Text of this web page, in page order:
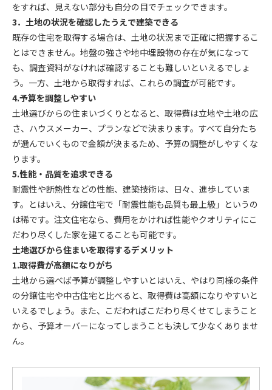
をすれば、見えない部分も自分の目でチェックできます。
3．土地の状況を確認したうえで建築できる
既存の住宅を取得する場合は、土地の状況まで正確に把握するこ
とはできません。地盤の強さや地中埋設物の存在が気になって
も、調査資料がなければ確認することも難しいといえるでしょ
う。一方、土地から取得すれば、これらの調査が可能です。
4.予算を調整しやすい
土地選びからの住まいづくりとなると、取得費は立地や土地の広
さ、ハウスメーカー、プランなどで決まります。すべて自分たち
が選んでいくもので金額が決まるため、予算の調整がしやすくな
ります。
5.性能・品質を追求できる
耐震性や断熱性などの性能、建築技術は、日々、進歩していま
す。とはいえ、分譲住宅で「耐震性能も品質も最上級」というの
は稀です。注文住宅なら、費用をかければ性能やクオリティにこ
だわり尽くした家を建てることも可能です。
土地選びから住まいを取得するデメリット
1.取得費が高額になりがち
土地から選べば予算が調整しやすいとはいえ、やはり同様の条件
の分譲住宅や中古住宅と比べると、取得費は高額になりやすいと
いえるでしょう。また、こだわればこだわり尽くせてしまうこと
から、予算オーバーになってしまうことも決して少なくありませ
ん。